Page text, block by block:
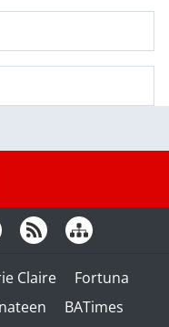
Claire
Fortuna
BATimes